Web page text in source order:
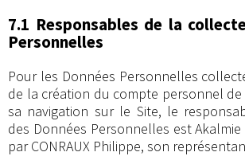
7.1 Responsables de la
Personnelles
Pour les Données Personnelles
de la création du compte personnel de
sa navigation sur le Site, le
des Données Personnelles est
par CONRAUX Philippe, son